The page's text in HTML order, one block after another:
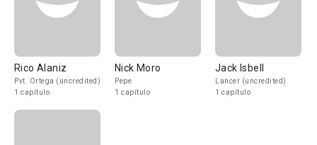
Rico Alaniz
Pvt. Ortega (uncredited)
1 capítulo
Nick Moro
Pepe
1 capítulo
Jack Isbell
Lancer (uncredited)
1 capítulo